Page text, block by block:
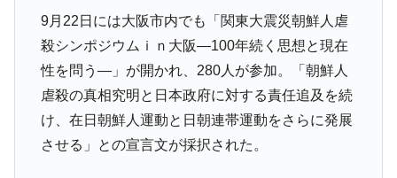
『Money1』
韓国鉄鋼最大手『POSCO』ズブズブ沈む。
営業利益80.2％も減少
『Money1』
米国下院「韓国の公務員個人をターゲット
にぶん殴る法案」提出！⇒ クーパン問題は合衆国企業に対
する差別。許してはおかぬ
『Money1』
韓国ボンクラ政策室長･金容範、株価暴落に
9月22日には大阪市内でも「関東大震災朝鮮人虐
殺シンポジウムｉｎ大阪―100年続く思想と現在
性を問う―」が開かれ、280人が参加。「朝鮮人
虐殺の真相究明と日本政府に対する責任追及を続
け、在日朝鮮人運動と日朝連帯運動をさらに発展
させる」との宣言文が採択された。